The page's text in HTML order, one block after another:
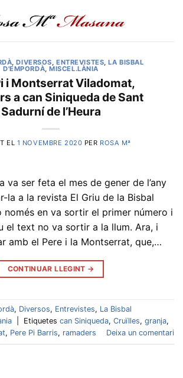
,DIVERSOS,ENTREVISTES,LA BISBAL
D'EMPORDÀ,MISCEL.LÀNIA
i Montserrat Viladomat,
a can Siniqueda de Sant
Sadurní de l’Heura
EL 1 NOVEMBRE 2020 PER ROSA Mª
va ser feta el mes de gener de l’any
la a la revista El Griu de la Bisbal
només en va sortir el primer número i
el text no va sortir a la llum. Ara, i
amb el Pere i la Montserrat, que,…
CONTINUAR LLEGINT →
, Diversos, Entrevistes, La Bisbal
Etiquetes can Siniqueda, Cruïlles, granja,
, Pere Pi Barris, ramaders Deixa un comentari